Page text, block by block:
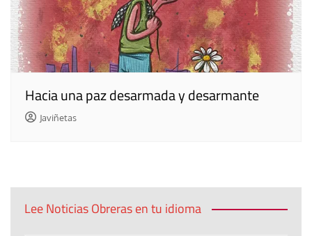
Hacia una paz desarmada y desarmante
Javiñetas
Lee Noticias Obreras en tu idioma